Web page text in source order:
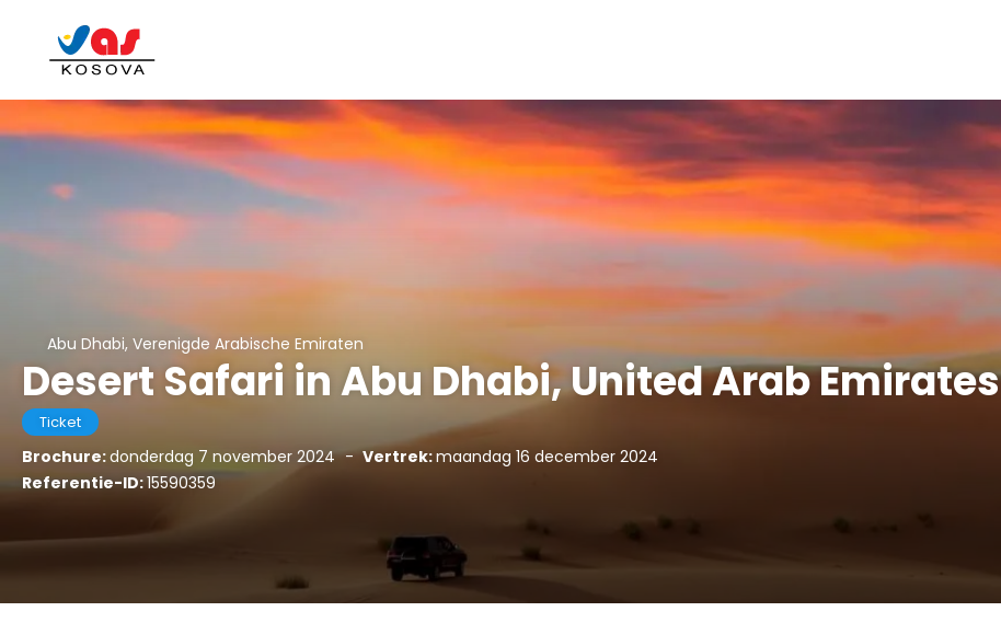
Abu Dhabi, Verenigde Arabische Emiraten
Desert Safari in Abu Dhabi, United Arab Emirates
Ticket
Brochure:donderdag 7 november 2024 - Vertrek:maandag 16 december 2024
Referentie-ID:15590359